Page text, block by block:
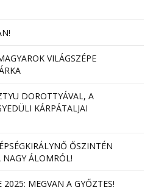
VILÁGSZÉPE
DOROTTYÁVAL, A
KÁRPÁTALJAI
ŐSZINTÉN
NAGY ÁLOMRÓL!
2025: MEGVAN A GYŐZTES!